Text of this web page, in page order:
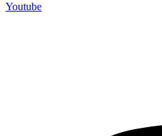
Youtube